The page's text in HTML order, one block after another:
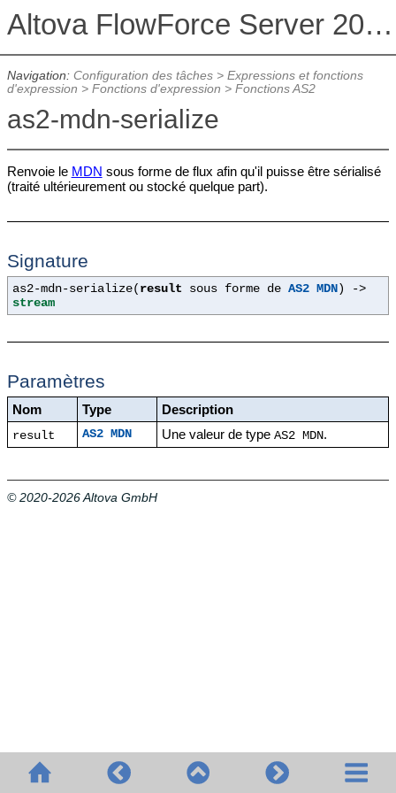
Altova FlowForce Server 2026 Advanced Edition
Navigation: Configuration des tâches> Expressions et fonctions
d'expression > Fonctions d'expression > Fonctions AS2
as2-mdn-serialize
Renvoie le MDN sous forme de flux afin qu'il puisse être sérialisé
(traité ultérieurement ou stocké quelque part).
Signature
as2-mdn-serialize( result sous forme deAS2 MDN) ->
stream
Paramètres
Nom Type Description
result AS2 MDN Une valeur de typeAS2 MDN.
© 2020-2026 Altova GmbH